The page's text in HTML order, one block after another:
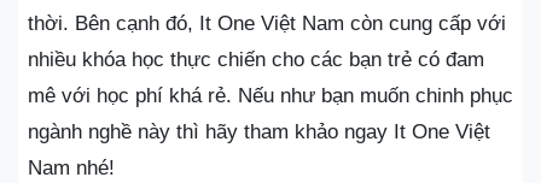
thời. Bên cạnh đó, It One Việt Nam còn cung cấp với
nhiều khóa học thực chiến cho các bạn trẻ có đam
mê với học phí khá rẻ. Nếu như bạn muốn chinh phục
ngành nghề này thì hãy tham khảo ngay It One Việt
Nam nhé!